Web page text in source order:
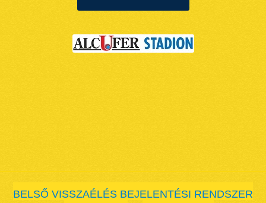
BELSŐ VISSZAÉLÉS BEJELENTÉSI RENDSZER